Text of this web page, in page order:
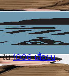
ใน1006 เสื้อขน